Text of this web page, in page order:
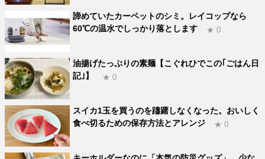
諦めていたカーペットのシミ。レイコップなら
60℃の温水でしっかり落とします
★ 0
油揚げたっぷりの素麺【こぐれひでこの｢ごはん日
記｣】
★ 0
スイカ1玉を買うのを躊躇しなくなった。おいしく
食べ切るための保存方法とアレンジ
★ 0